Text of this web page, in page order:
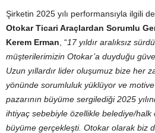
Şirketin 2025 yılı performansıyla ilgili
Otokar Ticari Araçlardan Sorumlu
Kerem Erman , “17 yıldır aralıksız
müşterilerimizin Otokar’a duyduğu
Uzun yıllardır lider oluşumuz bize her
yönünde sorumluluk yüklüyor ve
pazarının büyüme sergilediği 2025
ihtiyaç sebebiyle özellikle belediye/
büyüme gerçekleşti. Otokar olarak biz